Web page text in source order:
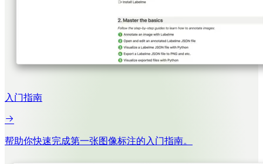
入门指南
帮助你快速完成第一张图像标注的入门指南。